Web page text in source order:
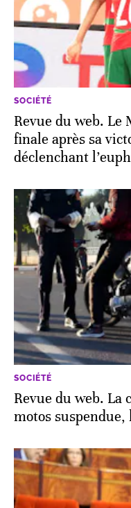
SOCIÉTÉ
Revue du web. Le
finale après sa
déclenchant
SOCIÉTÉ
Revue du web. La
motos